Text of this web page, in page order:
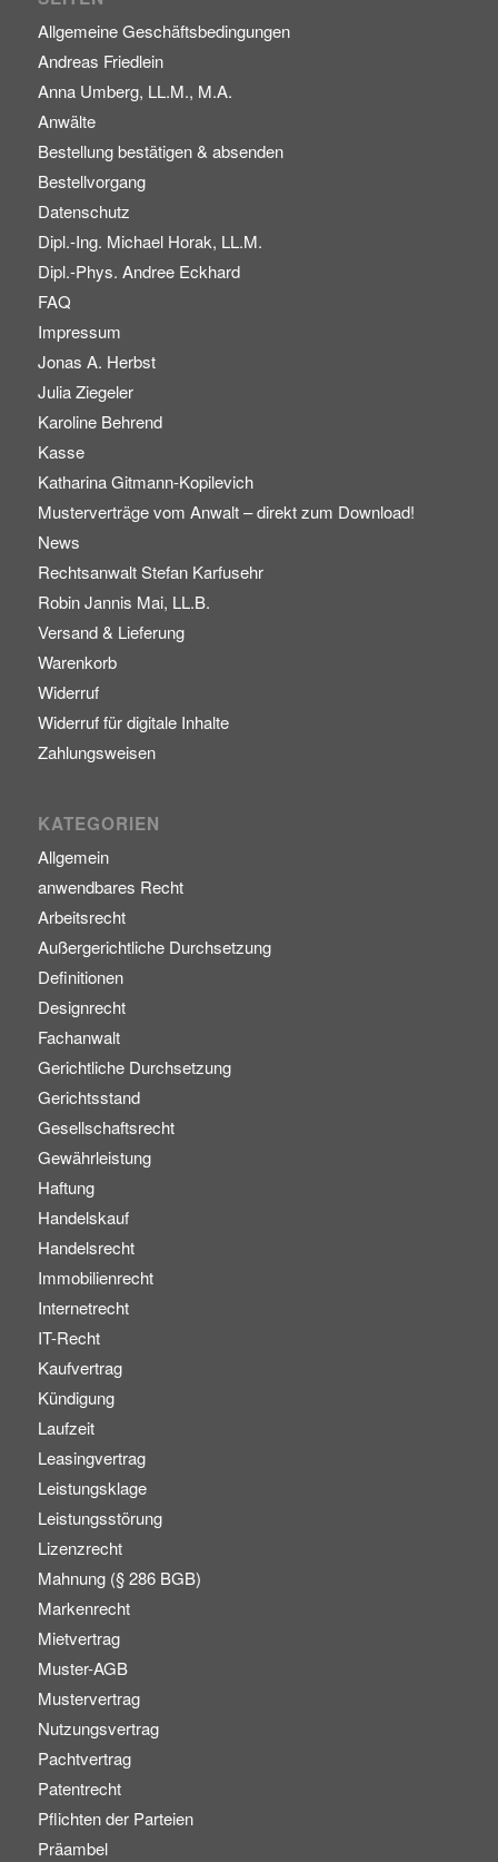
Allgemeine Geschäftsbedingungen
Andreas Friedlein
Anna Umberg, LL.M., M.A.
Anwälte
Bestellung bestätigen & absenden
Bestellvorgang
Datenschutz
Dipl.-Ing. Michael Horak, LL.M.
Dipl.-Phys. Andree Eckhard
FAQ
Impressum
Jonas A. Herbst
Julia Ziegeler
Karoline Behrend
Kasse
Katharina Gitmann-Kopilevich
Musterverträge vom Anwalt – direkt zum Download!
News
Rechtsanwalt Stefan Karfusehr
Robin Jannis Mai, LL.B.
Versand & Lieferung
Warenkorb
Widerruf
Widerruf für digitale Inhalte
Zahlungsweisen
KATEGORIEN
Allgemein
anwendbares Recht
Arbeitsrecht
Außergerichtliche Durchsetzung
Definitionen
Designrecht
Fachanwalt
Gerichtliche Durchsetzung
Gerichtsstand
Gesellschaftsrecht
Gewährleistung
Haftung
Handelskauf
Handelsrecht
Immobilienrecht
Internetrecht
IT-Recht
Kaufvertrag
Kündigung
Laufzeit
Leasingvertrag
Leistungsklage
Leistungsstörung
Lizenzrecht
Mahnung (§ 286 BGB)
Markenrecht
Mietvertrag
Muster-AGB
Mustervertrag
Nutzungsvertrag
Pachtvertrag
Patentrecht
Pflichten der Parteien
Präambel